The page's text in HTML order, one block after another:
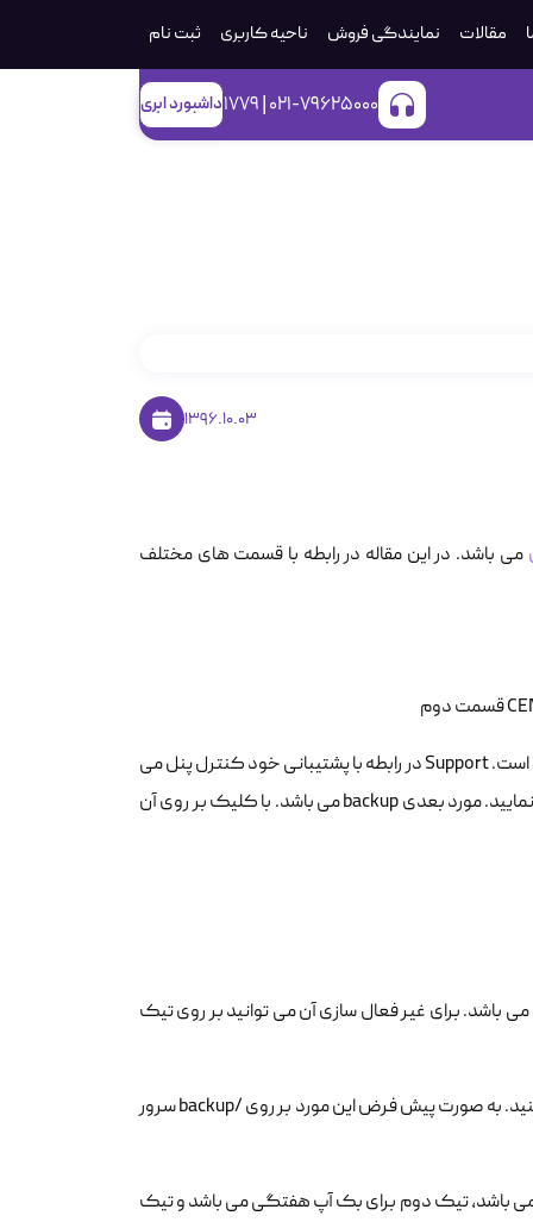
مقالات نمایندگی فروش ناحیه کاربری ثبت‌ نام
021-79625000 | 1779 داشبورد ابری
1396.10.03
می باشد. در این مقاله در رابطه با قسمت های مختلف
در سمت راست بالا ، 3 قسمت support , backup و firewall برای شما به نمایش در آمده است. Support در رابطه با پشتیبانی خود کنترل پنل می
باشد که می توانید سوال های خود را در قسمت ارتباط با ما سایت ارائه دهنده ، مطرح نمایید. مورد بعدی backup می باشد. با کلیک بر روی آن
باشد. برای غیر فعال سازی آن می توانید بر روی تیک
Backup Folder Location آدرسی است که برای ذخیره بک آپ ها می توانید تعیین کنید. به صورت پیش فرض این مورد بر روی /backup سرور
می باشد، تیک دوم برای بک آپ هفتگی می باشد و تیک